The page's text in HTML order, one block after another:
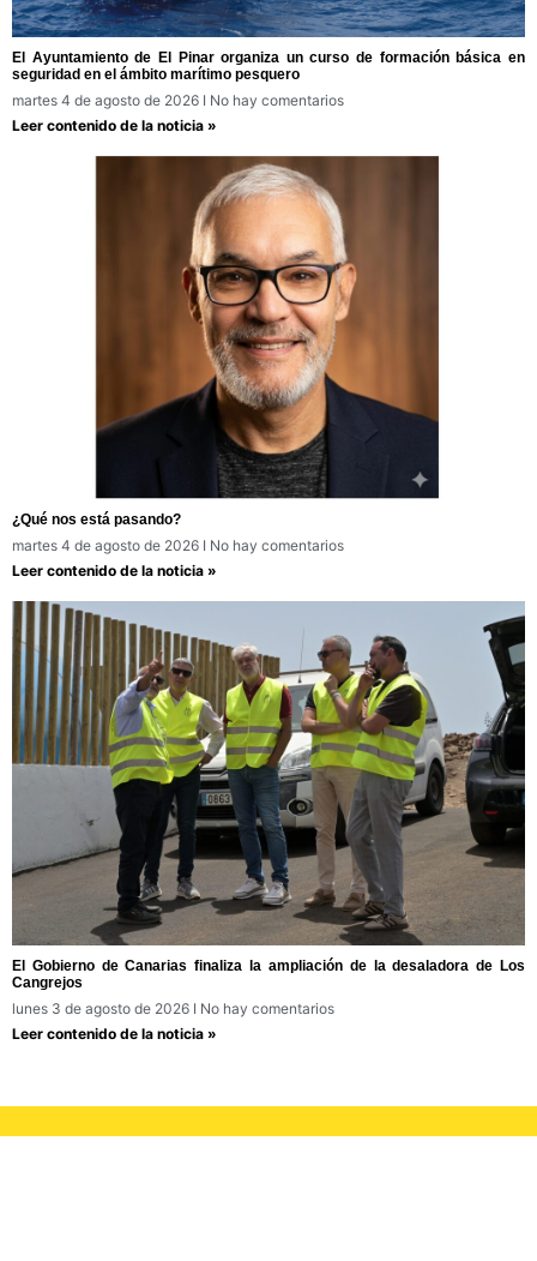
El Ayuntamiento de El Pinar organiza un curso de formación básica en
seguridad en el ámbito marítimo pesquero
martes 4 de agosto de 2026
No hay comentarios
Leer contenido de la noticia »
¿Qué nos está pasando?
martes 4 de agosto de 2026
No hay comentarios
Leer contenido de la noticia »
El Gobierno de Canarias finaliza la ampliación de la desaladora de Los
Cangrejos
lunes 3 de agosto de 2026
No hay comentarios
Leer contenido de la noticia »